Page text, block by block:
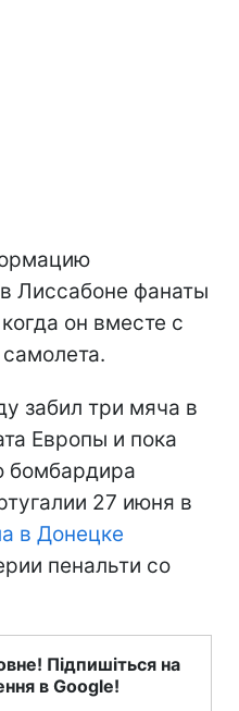
Лиссабоне фанаты
он вместе с
забил три мяча в
Европы и пока
бомбардира
27 июня в
в Донецке
пенальти со
Підпишіться на
в Google!